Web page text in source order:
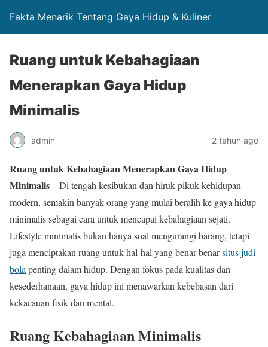
Fakta Menarik Tentang Gaya Hidup & Kuliner
Ruang untuk Kebahagiaan
Menerapkan Gaya Hidup
Minimalis
admin 2 tahun ago
Ruang untuk Kebahagiaan Menerapkan Gaya Hidup
Minimalis– Di tengah kesibukan dan hiruk-pikuk kehidupan
modern, semakin banyak orang yang mulai beralih ke gaya hidup
minimalis sebagai cara untuk mencapai kebahagiaan sejati.
Lifestyle minimalis bukan hanya soal mengurangi barang, tetapi
juga menciptakan ruang untuk hal-hal yang benar-benarsitus judi
bola penting dalam hidup. Dengan fokus pada kualitas dan
kesederhanaan, gaya hidup ini menawarkan kebebasan dari
kekacauan fisik dan mental.
Ruang Kebahagiaan Minimalis